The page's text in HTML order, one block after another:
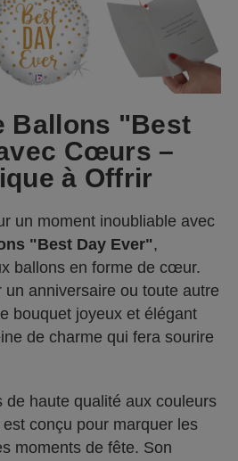
Ballons "Best
Cœurs –
à Offrir
un moment inoubliable avec
"Best Day Ever",
ballons en forme de cœur.
anniversaire ou toute autre
bouquet joyeux et élégant
de charme qui fera sourire
de haute qualité aux couleurs
conçu pour marquer les
moments de fête. Son